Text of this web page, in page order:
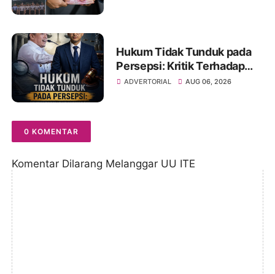
Hukum Tidak Tunduk pada
Persepsi: Kritik Terhadap
Monopoli Kebenaran oleh
ADVERTORIAL AUG 06, 2026
0 KOMENTAR
Komentar Dilarang Melanggar UU ITE